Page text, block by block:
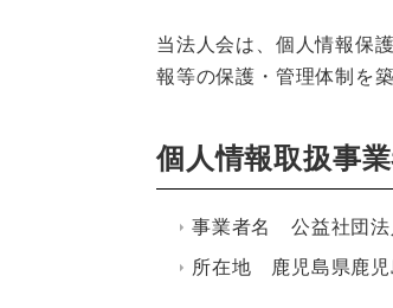
当法人会は、個人情報保
報等の保護・管理体制を
個人情報取扱事
事業者名 公益社団法
所在地 鹿児島県鹿児